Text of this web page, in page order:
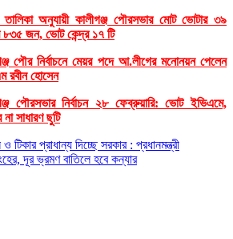
তালিকা অনুযায়ী কালীগঞ্জ পৌরসভার মোট ভোটার ৩৯
৮৩৫ জন, ভোট কেন্দ্র ১৭ টি
পৌর নির্বাচনে মেয়র পদে আ.লীগের মনোনয়ন পেলেন
রবীন হোসেন
পৌরসভার নির্বাচন ২৮ ফেব্রুয়ারি: ভোট ইভিএমে,
না সাধারণ ছুটি
প্রাধান্য দিচ্ছে সরকার : প্রধানমন্ত্রী
দূর ভ্রমণ বাতিলে হবে কন্যার